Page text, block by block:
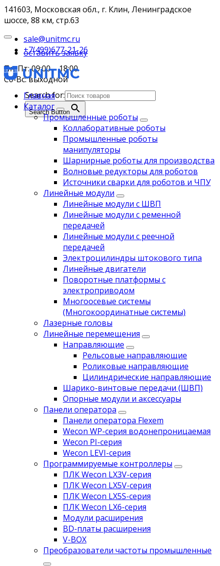
141603, Московская обл., г. Клин, Ленинградское
шоссе, 88 км, стр.63
sale@unitmc.ru
+7(499)677-21-26
Пн-Пт: 09:00 – 18:00
Сб-Вс: выходной
Search for:
Search Button
оставить заявку
Главная
Каталог
Промышленные роботы
Коллаборативные роботы
Промышленные роботы
манипуляторы
Шарнирные роботы для производства
Волновые редукторы для роботов
Источники сварки для роботов и ЧПУ
Линейные модули
Линейные модули с ШВП
Линейные модули с ременной
передачей
Линейные модули с реечной
передачей
Электроцилиндры штокового типа
Линейные двигатели
Поворотные платформы с
электроприводом
Многоосевые системы
(Многокоординатные системы)
Лазерные головы
Линейные перемещения
Направляющие
Рельсовые направляющие
Роликовые направляющие
Цилиндрические направляющие
Шарико-винтовые передачи (ШВП)
Опорные модули и аксессуары
Панели оператора
Панели оператора Flexem
Wecon WP-серия водонепроницаемая
Wecon PI-серия
Wecon LEVI-серия
Программируемые контроллеры
ПЛК Wecon LX3V-серия
ПЛК Wecon LX5V-серия
ПЛК Wecon LX5S-серия
ПЛК Wecon LX6-серия
Модули расширения
BD-платы расширения
V-BOX
Преобразователи частоты промышленные